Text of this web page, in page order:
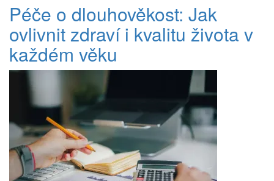
Péče o dlouhověkost: Jak
ovlivnit zdraví i kvalitu života v
každém věku